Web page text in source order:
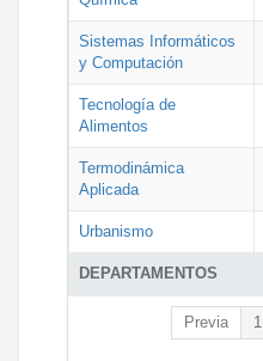
DEPARTAMENTOS
Sistemas Informáticos
y Computación
Tecnología de
Alimentos
Termodinámica
Aplicada
Urbanismo
Previa 1